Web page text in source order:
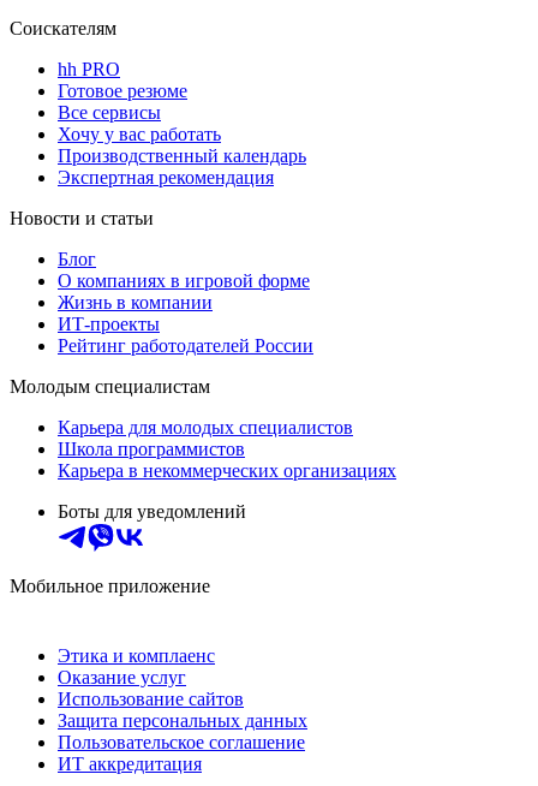
Соискателям
hh PRO
Готовое резюме
Все сервисы
Хочу у вас работать
Производственный календарь
Экспертная рекомендация
Новости и статьи
Блог
О компаниях в игровой форме
Жизнь в компании
ИТ-проекты
Рейтинг работодателей России
Молодым специалистам
Карьера для молодых специалистов
Школа программистов
Карьера в некоммерческих организациях
Боты для уведомлений
Мобильное приложение
Этика и комплаенс
Оказание услуг
Использование сайтов
Защита персональных данных
Пользовательское соглашение
ИТ аккредитация